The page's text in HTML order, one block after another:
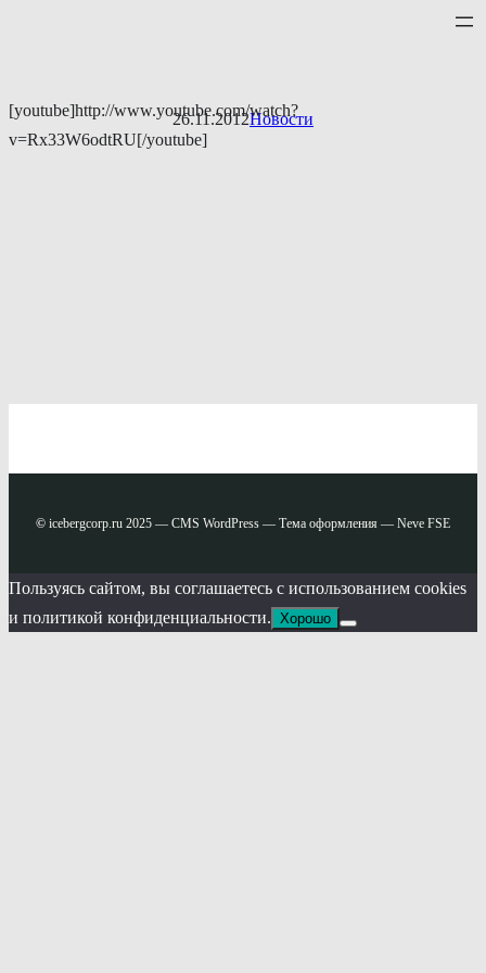
26.11.2012Новости
[youtube]http://www.youtube.com/watch?
v=Rx33W6odtRU[/youtube]
© icebergcorp.ru 2025 — CMS WordPress — Тема оформления — Neve FSE
Пользуясь сайтом, вы соглашаетесь с использованием cookies
и политикой конфиденциальности. Хорошо